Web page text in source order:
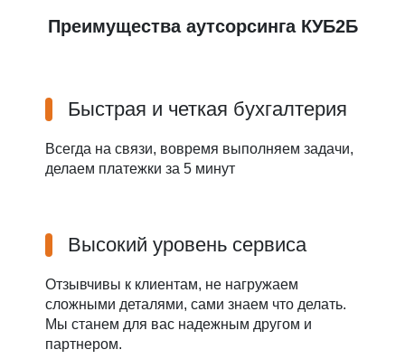
Преимущества аутсорсинга КУБ2Б
Быстрая и четкая бухгалтерия
Всегда на связи, вовремя выполняем задачи,
делаем платежки за 5 минут
Высокий уровень сервиса
Отзывчивы к клиентам, не нагружаем
сложными деталями, сами знаем что делать.
Мы станем для вас надежным другом и
партнером.